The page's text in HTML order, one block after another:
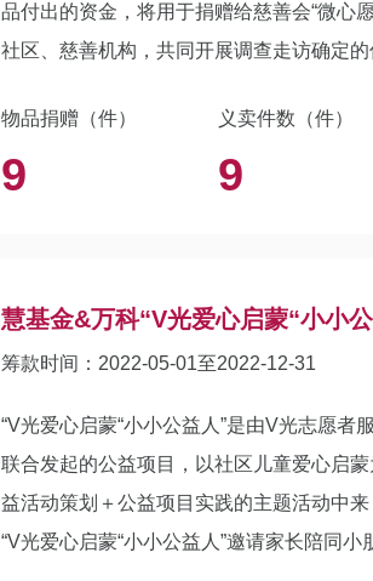
品付出的资金，将用于捐赠给慈善会“微心
社区、慈善机构，共同开展调查走访确定
传递中信温度！
物品捐赠（件）
9
义卖件数（件）
9
慧基金&万科“V光爱心启蒙“小小
筹款时间：2022-05-01至2022-12-31
“V光爱心启蒙“小小公益人”是由V光志愿
联合发起的公益项目，以社区儿童爱心启
益活动策划＋公益项目实践的主题活动中
“V光爱心启蒙“小小公益人”邀请家长陪同